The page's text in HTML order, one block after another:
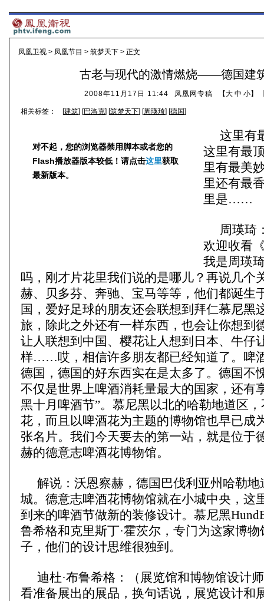
凤凰卫视 > 凤凰节目 > 筑梦天下 > 正文
古老与现代的激情燃烧——德国建
2008年11月17日 11:44 凤凰网专稿 【大 中 小】
相关标签： [建筑] [巴洛克] [筑梦天下] [周瑛琦] [德国]
对不起，您的浏览器禁用脚本或者您的
Flash播放器版本较低！请点击这里获取
最新版本。
这里有
这里有最
里有最美
里还有最
里是……
周瑛琦
欢迎收看
我是周瑛
吗，刚才片花里我们说的是哪儿？再说几个
赫、贝多芬、奔驰、宝马等等，他们都诞生
国，爱好足球的朋友还会联想到拜仁慕尼黑
旅，除此之外还有一样东西，也会让你想到
让人联想到中国、樱花让人想到日本、牛仔
样……哎，相信许多朋友都已经知道了。啤
德国，德国的好东西实在是太多了。德国不
不仅是世界上啤酒消耗量最大的国家，还有
黑十月啤酒节”。慕尼黑以北的哈勒地道区
花，而且以啤酒花为主题的博物馆也早已成
张名片。我们今天要去的第一站，就是位于
赫的德意志啤酒花博物馆。
解说：沃恩察赫，德国巴伐利亚州哈勒地
城。德意志啤酒花博物馆就在小城中央，这
到来的啤酒节做新的装修设计。慕尼黑
鲁希格和克里斯丁·霍茨尔，专门为这家博
子，他们的设计思维很独到。
迪杜·布鲁希格：（展览馆和博物馆设计
看准备展出的展品，换句话说，展览设计和